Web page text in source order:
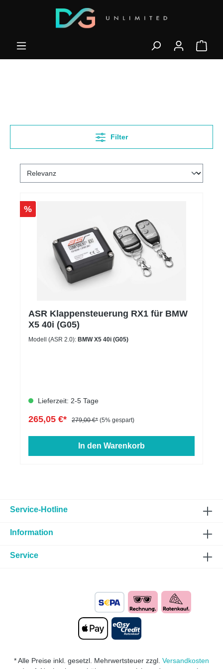
Filter
%
ASR Klappensteuerung RX1 für BMW
X5 40i (G05)
Modell (ASR 2.0): BMW X5 40i (G05)
Lieferzeit: 2-5 Tage
265,05 €* 279,00 €* (5% gespart)
In den Warenkorb
Service-Hotline
Information
Service
* Alle Preise inkl. gesetzl. Mehrwertsteuer zzgl. Versandkosten